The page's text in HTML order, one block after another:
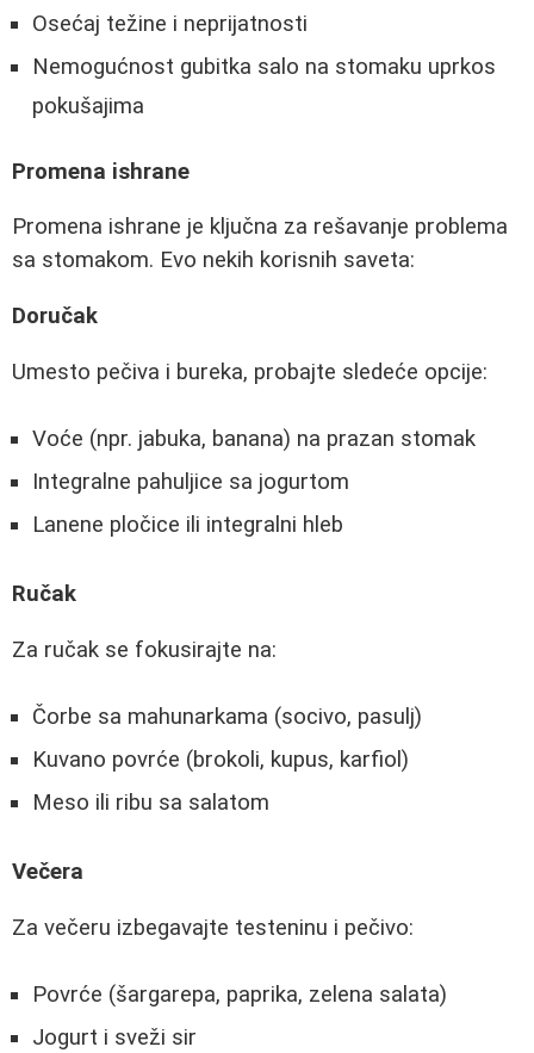
Osećaj težine i neprijatnosti
Nemogućnost gubitka salo na stomaku uprkos
pokušajima
Promena ishrane
Promena ishrane je ključna za rešavanje problema
sa stomakom. Evo nekih korisnih saveta:
Doručak
Umesto pečiva i bureka, probajte sledeće opcije:
Voće (npr. jabuka, banana) na prazan stomak
Integralne pahuljice sa jogurtom
Lanene pločice ili integralni hleb
Ručak
Za ručak se fokusirajte na:
Čorbe sa mahunarkama (socivo, pasulj)
Kuvano povrće (brokoli, kupus, karfiol)
Meso ili ribu sa salatom
Večera
Za večeru izbegavajte testeninu i pečivo:
Povrće (šargarepa, paprika, zelena salata)
Jogurt i sveži sir